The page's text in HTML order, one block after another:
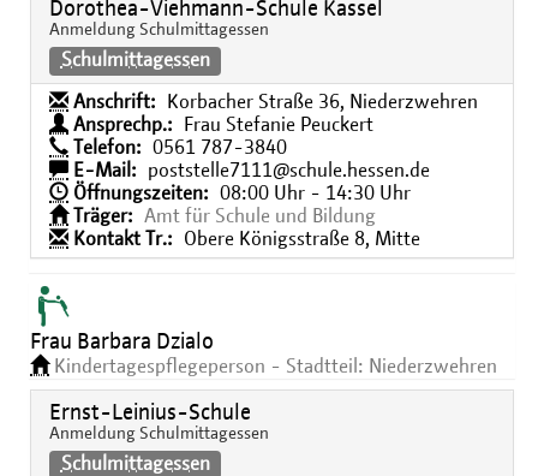
Dorothea-Viehmann-Schule Kassel
Anmeldung Schulmittagessen
Schulmittagessen
Anschrift:
Korbacher Straße 36, Niederzwehren
Ansprechp.:
Frau Stefanie Peuckert
Telefon:
0561 787-3840
E-Mail:
poststelle7111@schule.hessen.de
Öffnungszeiten:
08:00 Uhr - 14:30 Uhr
Träger:
Amt für Schule und Bildung
Kontakt Tr.:
Obere Königsstraße 8, Mitte
Frau Barbara Dzialo
Kindertagespflegeperson - Stadtteil: Niederzwehren
Ernst-Leinius-Schule
Anmeldung Schulmittagessen
Schulmittagessen